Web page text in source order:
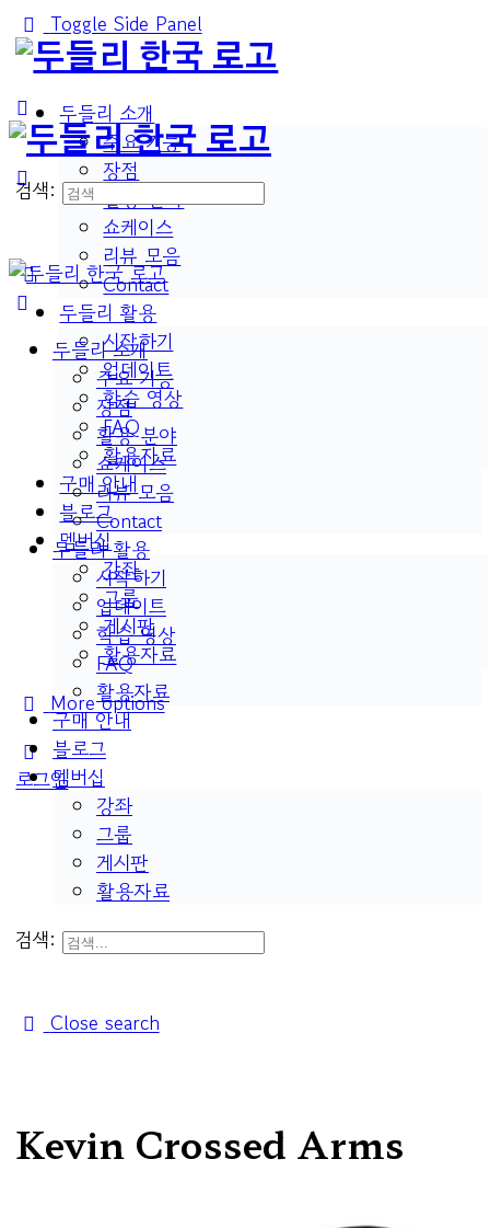
Toggle Side Panel
두들리 소개
주요 기능
장점
활용 분야
쇼케이스
리뷰 모음
Contact
두들리 활용
시작하기
업데이트
학습 영상
FAQ
활용자료
구매 안내
블로그
멤버십
강좌
그룹
게시판
활용자료
More options
로그인
검색:
두들리 소개
주요 기능
장점
활용 분야
쇼케이스
리뷰 모음
Contact
두들리 활용
시작하기
업데이트
학습 영상
FAQ
활용자료
구매 안내
블로그
멤버십
강좌
그룹
게시판
활용자료
검색:
Close search
Kevin Crossed Arms